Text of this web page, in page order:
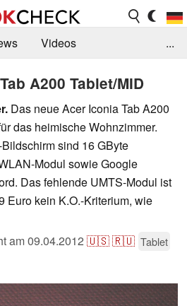
Videos
Suche
Jobs
...
A200 Tablet/MID
Das neue Acer Iconia Tab A200
das heimische Wohnzimmer.
sind 16 GByte
Modul sowie Google
Das fehlende UMTS-Modul ist
Euro kein K.O.-Kriterium, wie
am09.04.2012 🇺🇸🇷🇺 Tablet